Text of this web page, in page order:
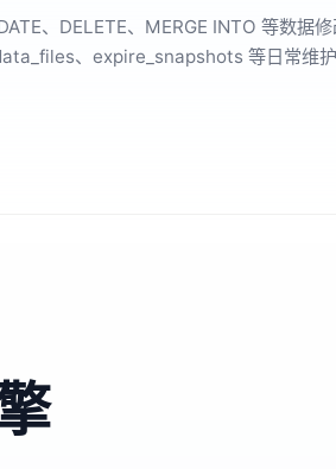
1.35 亿条数据的亚马逊评论数据集进行
索性能提升 59 倍，商品查找提速 14 倍